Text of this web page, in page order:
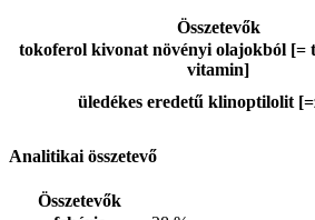
Összetevők
tokoferol kivonat növényi olajokból [=
vitamin]
üledékes eredetű klinoptilolit
Analitikai összetevő
Összetevők